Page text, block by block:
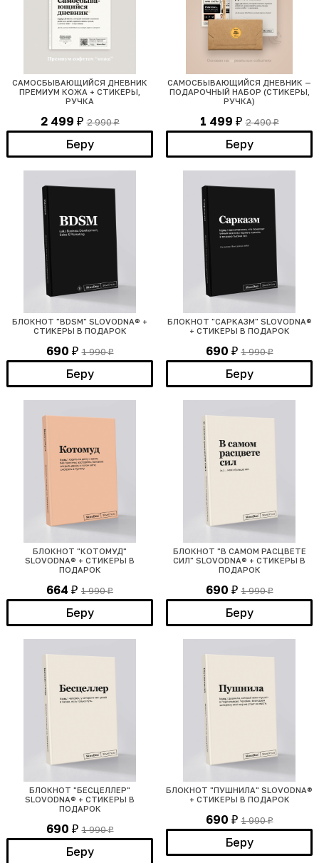
САМОСБЫВАЮЩИЙСЯ ДНЕВНИК
ПРЕМИУМ КОЖА + СТИКЕРЫ,
РУЧКА
2 499 ₽ 2 990₽
Беру
САМОСБЫВАЮЩИЙСЯ ДНЕВНИК —
ПОДАРОЧНЫЙ НАБОР (СТИКЕРЫ,
РУЧКА)
1 499 ₽ 2 490₽
Беру
БЛОКНОТ "BDSM" SLOVODNA® +
СТИКЕРЫ В ПОДАРОК
690 ₽ 1 990₽
Беру
БЛОКНОТ "САРКАЗМ" SLOVODNA®
+ СТИКЕРЫ В ПОДАРОК
690 ₽ 1 990₽
Беру
БЛОКНОТ "КОТОМУД"
SLOVODNA® + СТИКЕРЫ В
ПОДАРОК
664 ₽ 1 990₽
Беру
БЛОКНОТ "В САМОМ РАСЦВЕТЕ
СИЛ" SLOVODNA® + СТИКЕРЫ В
ПОДАРОК
690 ₽ 1 990₽
Беру
БЛОКНОТ "БЕСЦЕЛЛЕР"
SLOVODNA® + СТИКЕРЫ В
ПОДАРОК
690 ₽ 1 990₽
Беру
БЛОКНОТ "ПУШНИЛА" SLOVODNA®
+ СТИКЕРЫ В ПОДАРОК
690 ₽ 1 990₽
Беру